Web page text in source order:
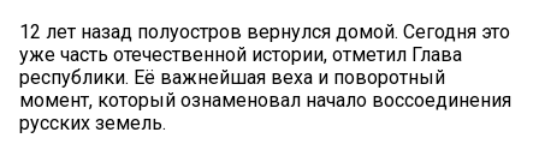
12 лет назад полуостров вернулся домой. Сегодня это
уже часть отечественной истории, отметил Глава
республики. Её важнейшая веха и поворотный
момент, который ознаменовал начало воссоединения
русских земель.